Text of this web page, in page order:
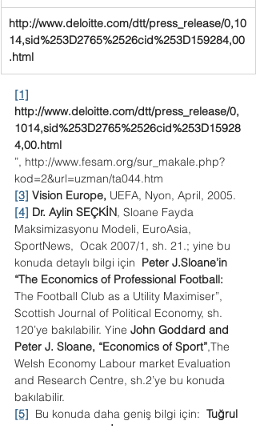
http://www.deloitte.com/dtt/press_release/0,10
14,sid%253D2765%2526cid%253D159284,00
.html
[1]
http://www.deloitte.com/dtt/press_release/0,
1014,sid%253D2765%2526cid%253D15928
4,00.html
”, http://www.fesam.org/sur_makale.php?
kod=2&url=uzman/ta044.htm
[3] Vision Europe, UEFA, Nyon, April, 2005.
[4] Dr. Aylin SEÇKİN, Sloane Fayda
Maksimizasyonu Modeli, EuroAsia,
SportNews,  Ocak 2007/1, sh. 21.; yine bu
konuda detaylı bilgi için Peter J.Sloane’in
“The Economics of Professional Football:
The Football Club as a Utility Maximiser”,
Scottish Journal of Political Economy, sh.
120’ye bakılabilir. Yine John Goddard and
Peter J. Sloane, “Economics of Sport”,The
Welsh Economy Labour market Evaluation
and Research Centre, sh.2’ye bu konuda
bakılabilir.
[5] Bu konuda daha geniş bilgi için: Tuğrul
AKŞAR- Kutlu MERİH, Futbol Ekonomisi